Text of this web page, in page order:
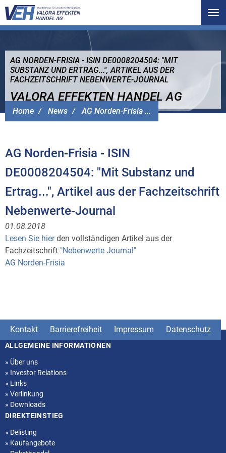
Home News AG Norden-Frisia ...
AG NORDEN-FRISIA - ISIN DE0008204504: "MIT
SUBSTANZ UND ERTRAG...", ARTIKEL AUS DER
FACHZEITSCHRIFT NEBENWERTE-JOURNAL
VALORA EFFEKTEN HANDEL AG
AG Norden-Frisia - ISIN
DE0008204504: "Mit Substanz und
Ertrag...", Artikel aus der Fachzeitschrift
Nebenwerte-Journal
01.08.2018
Lesen Sie hierden vollständigen Artikel aus der
Fachzeitschrift "Nebenwerte Journal"
AG Norden-Frisia
Kontakt Barrierefreiheit Impressum Datenschutz
Seitenstruktur
ALLGEMEINE INFORMATIONEN
» Über uns
» Investor Relations
» Links
» Verlinkung
» Downloads
DIREKTEINSTIEG
» Delisting
» Kaufangebote